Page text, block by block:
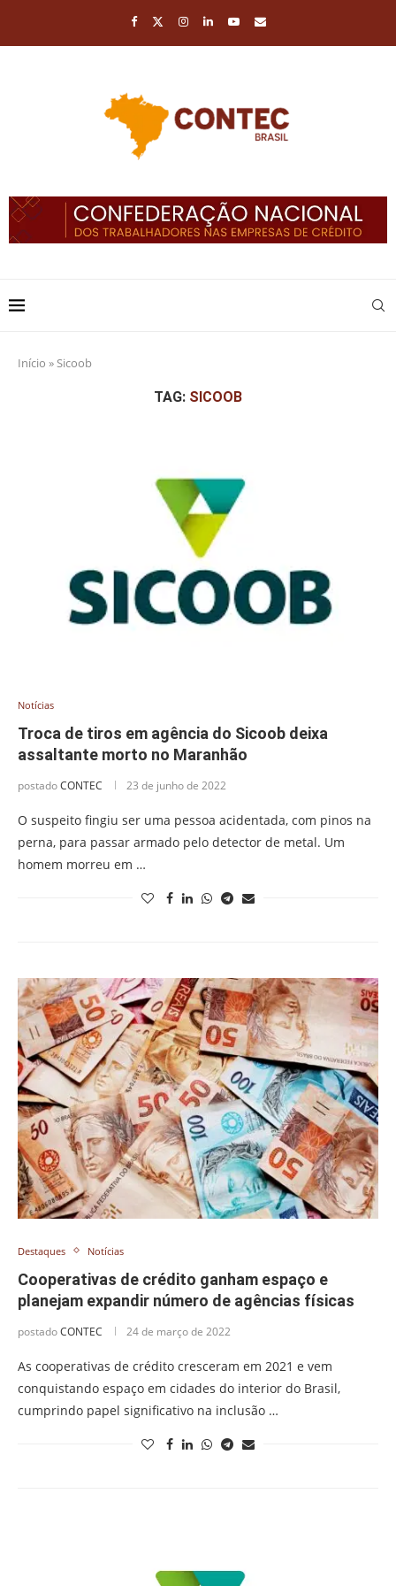
Início »Sicoob
TAG: SICOOB
Notícias
Troca de tiros em agência do Sicoob deixa
assaltante morto no Maranhão
postadoCONTEC 23 de junho de 2022
O suspeito fingiu ser uma pessoa acidentada, com pinos na
perna, para passar armado pelo detector de metal. Um
homem morreu em …
Destaques Notícias
Cooperativas de crédito ganham espaço e
planejam expandir número de agências físicas
postadoCONTEC 24 de março de 2022
As cooperativas de crédito cresceram em 2021 e vem
conquistando espaço em cidades do interior do Brasil,
cumprindo papel significativo na inclusão …